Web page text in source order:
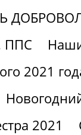
ППС
2021
2021